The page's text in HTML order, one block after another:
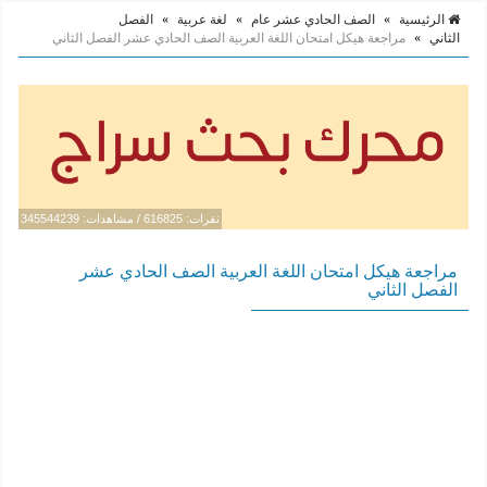
الرئيسية » الصف الحادي عشر عام » لغة عربية »
الفصل
الثاني » مراجعة هيكل امتحان اللغة العربية الصف الحادي عشر الفصل الثاني
نقرات: 616825 / مشاهدات: 345544239
مراجعة هيكل امتحان اللغة العربية الصف الحادي عشر
الفصل الثاني